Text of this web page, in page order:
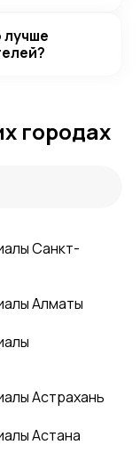
лучше
городах
Санкт-
Алматы
Астрахань
Астана